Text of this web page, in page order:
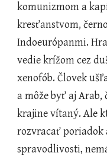
komunizmom a
kresťanstvom,
Indoeurópanmi.
vedie krížom cez
xenofób. Človek
a môže byť aj Arab,
krajine vítaný. Ale
rozvracať poriadok
spravodlivosti,